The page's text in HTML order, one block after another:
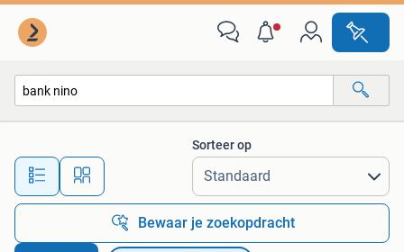
Alle afstanden…
Sorteer op
Bewaar je zoekopdracht